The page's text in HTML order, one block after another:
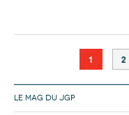
1 2
LE MAG DU JGP